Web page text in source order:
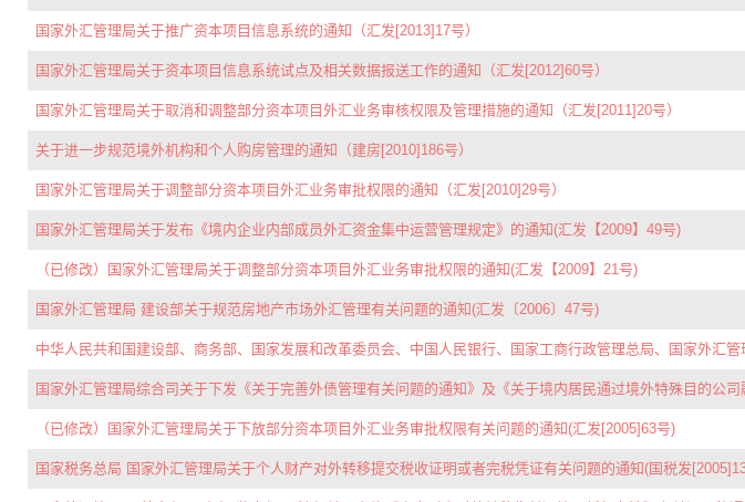
国家外汇管理局关于推广资本项目信息系统的通知（汇发[2013]17号）
国家外汇管理局关于资本项目信息系统试点及相关数据报送工作的通知（汇发[2012]60号）
国家外汇管理局关于取消和调整部分资本项目外汇业务审核权限及管理措施的通知（汇发[2011]20号）
关于进一步规范境外机构和个人购房管理的通知（建房[2010]186号）
国家外汇管理局关于调整部分资本项目外汇业务审批权限的通知（汇发[2010]29号）
国家外汇管理局关于发布《境内企业内部成员外汇资金集中运营管理规定》的通知(汇发【2009】49号)
（已修改）国家外汇管理局关于调整部分资本项目外汇业务审批权限的通知(汇发【2009】21号)
国家外汇管理局 建设部关于规范房地产市场外汇管理有关问题的通知(汇发〔2006〕47号)
中华人民共和国建设部、商务部、国家发展和改革委员会、中国人民银行、国家工商行政管理总局、国家外汇
国家外汇管理局综合司关于下发《关于完善外债管理有关问题的通知》及《关于境内居民通过境外特殊目的公
（已修改）国家外汇管理局关于下放部分资本项目外汇业务审批权限有关问题的通知(汇发[2005]63号)
国家税务总局 国家外汇管理局关于个人财产对外转移提交税收证明或者完税凭证有关问题的通知(国税发